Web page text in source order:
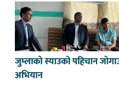
जुम्लाको स्याउको पहिचान
अभियान